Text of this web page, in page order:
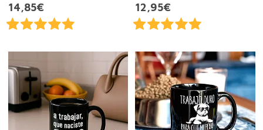
14,85€
12,95€